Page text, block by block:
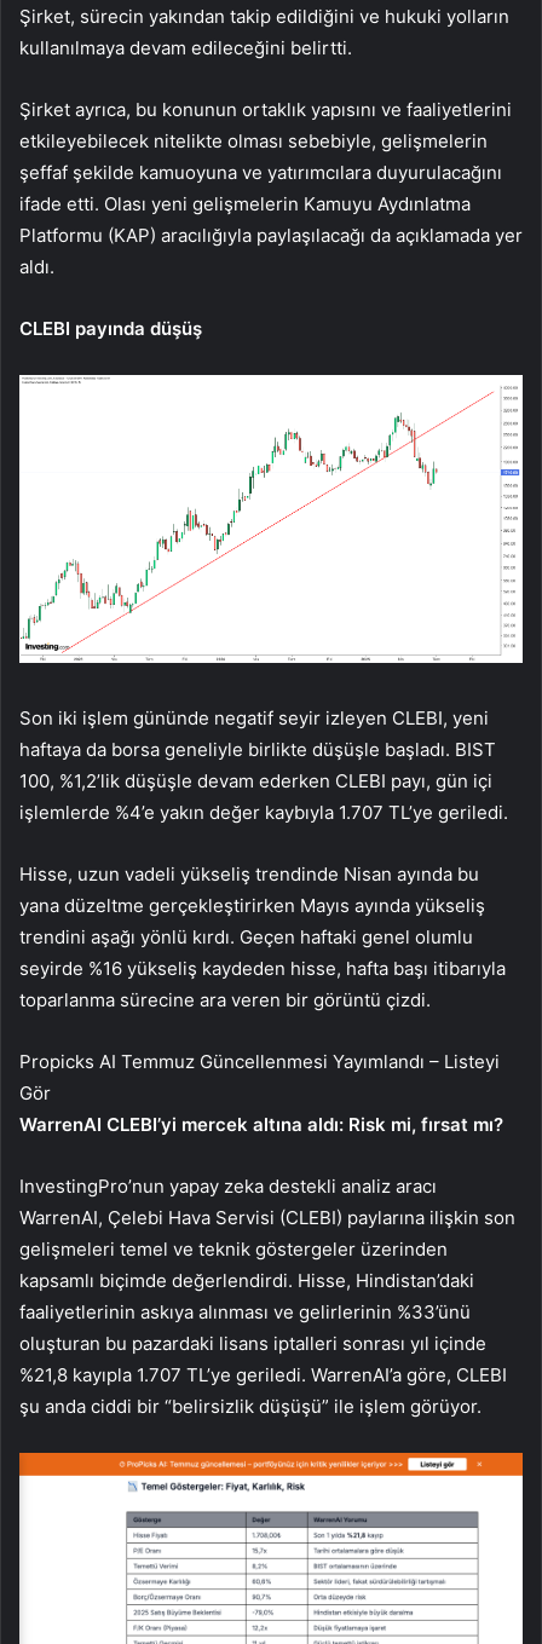
Şirket, sürecin yakından takip edildiğini ve hukuki yolların
kullanılmaya devam edileceğini belirtti.
Şirket ayrıca, bu konunun ortaklık yapısını ve faaliyetlerini
etkileyebilecek nitelikte olması sebebiyle, gelişmelerin
şeffaf şekilde kamuoyuna ve yatırımcılara duyurulacağını
ifade etti. Olası yeni gelişmelerin Kamuyu Aydınlatma
Platformu (KAP) aracılığıyla paylaşılacağı da açıklamada yer
aldı.
CLEBI payında düşüş
Son iki işlem gününde negatif seyir izleyen CLEBI, yeni
haftaya da borsa geneliyle birlikte düşüşle başladı. BIST
100, %1,2’lik düşüşle devam ederken CLEBI payı, gün içi
işlemlerde %4’e yakın değer kaybıyla 1.707 TL’ye geriledi.
Hisse, uzun vadeli yükseliş trendinde Nisan ayında bu
yana düzeltme gerçekleştirirken Mayıs ayında yükseliş
trendini aşağı yönlü kırdı. Geçen haftaki genel olumlu
seyirde %16 yükseliş kaydeden hisse, hafta başı itibarıyla
toparlanma sürecine ara veren bir görüntü çizdi.
Propicks AI Temmuz Güncellenmesi Yayımlandı – Listeyi
Gör
WarrenAI CLEBI’yi mercek altına aldı: Risk mi, fırsat mı?
InvestingPro’nun yapay zeka destekli analiz aracı
WarrenAI, Çelebi Hava Servisi (CLEBI) paylarına ilişkin son
gelişmeleri temel ve teknik göstergeler üzerinden
kapsamlı biçimde değerlendirdi. Hisse, Hindistan’daki
faaliyetlerinin askıya alınması ve gelirlerinin %33’ünü
oluşturan bu pazardaki lisans iptalleri sonrası yıl içinde
%21,8 kayıpla 1.707 TL’ye geriledi. WarrenAI’a göre, CLEBI
şu anda ciddi bir “belirsizlik düşüşü” ile işlem görüyor.